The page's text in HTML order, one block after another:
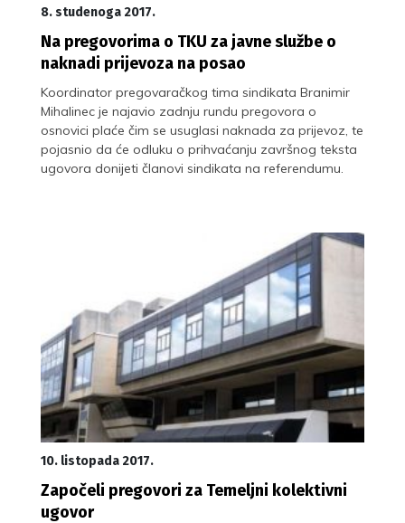
8. studenoga 2017.
Na pregovorima o TKU za javne službe o
naknadi prijevoza na posao
Koordinator pregovaračkog tima sindikata Branimir
Mihalinec je najavio zadnju rundu pregovora o
osnovici plaće čim se usuglasi naknada za prijevoz, te
pojasnio da će odluku o prihvaćanju završnog teksta
ugovora donijeti članovi sindikata na referendumu.
10. listopada 2017.
Započeli pregovori za Temeljni kolektivni
ugovor